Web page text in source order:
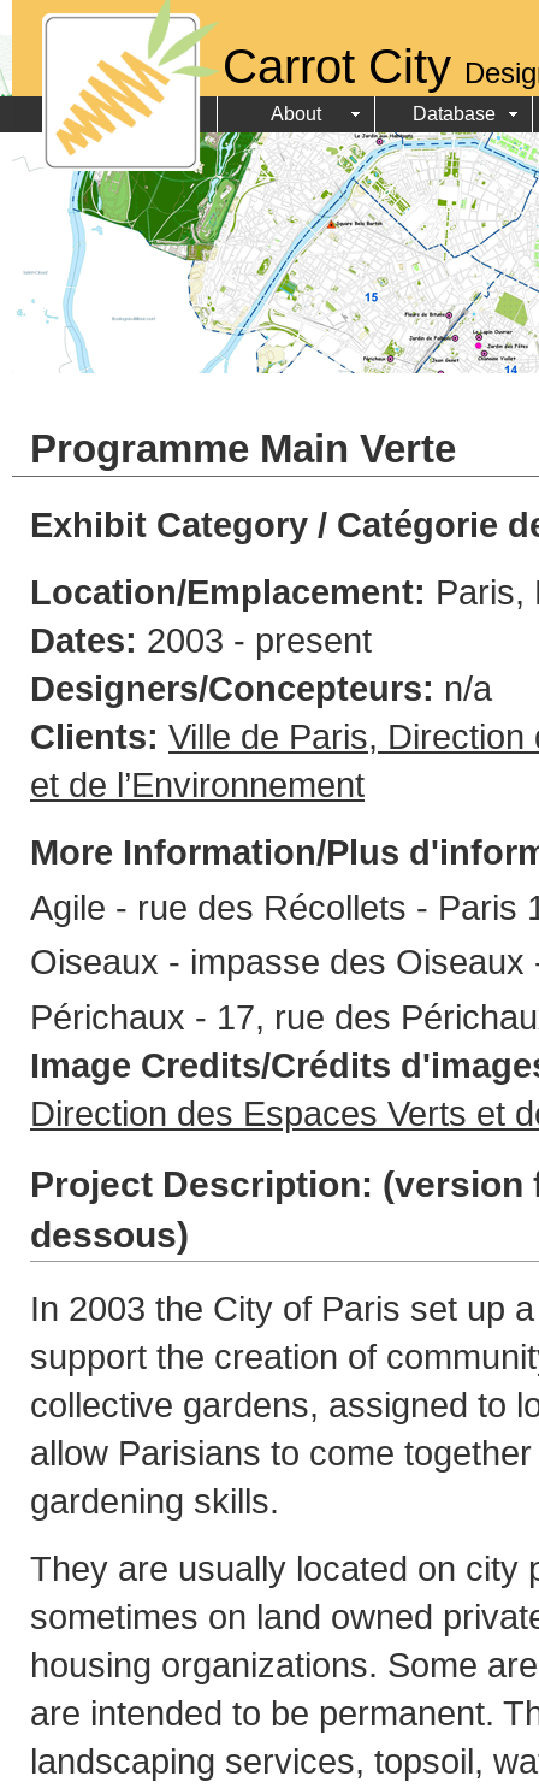
Carrot City
About Database
Programme Main Verte
Exhibit Category / Catégorie
Location/Emplacement: Paris,
Dates: 2003 - present
Designers/Concepteurs: n/a
Clients: Ville de Paris,
et de l’Environnement
More Information/Plus
Agile - rue des Récollets - Paris
Oiseaux - impasse des Oiseaux
Périchaux - 17, rue des
Image Credits/Crédits
Direction des Espaces Verts et
Project Description: (version
dessous)
In 2003 the City of Paris set up
support the creation of
collective gardens, assigned to
allow Parisians to come
gardening skills.
They are usually located on city
sometimes on land owned
housing organizations. Some
are intended to be permanent.
landscaping services, topsoil,